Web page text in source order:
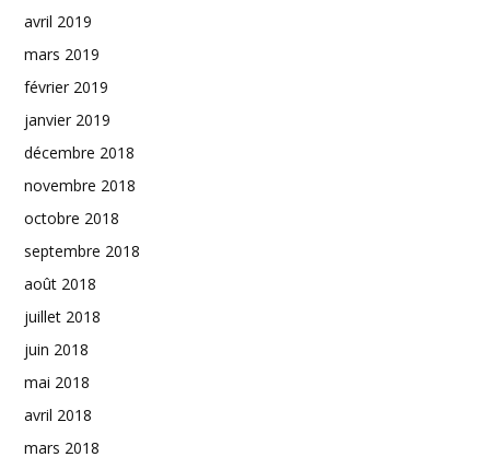
avril 2019
mars 2019
février 2019
janvier 2019
décembre 2018
novembre 2018
octobre 2018
septembre 2018
août 2018
juillet 2018
juin 2018
mai 2018
avril 2018
mars 2018